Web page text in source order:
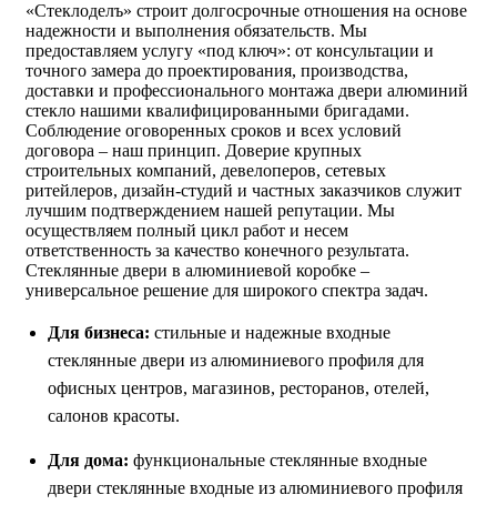
«Стеклоделъ» строит долгосрочные отношения на основе
надежности и выполнения обязательств. Мы
предоставляем услугу «под ключ»: от консультации и
точного замера до проектирования, производства,
доставки и профессионального монтажа двери алюминий
стекло нашими квалифицированными бригадами.
Соблюдение оговоренных сроков и всех условий
договора – наш принцип. Доверие крупных
строительных компаний, девелоперов, сетевых
ритейлеров, дизайн-студий и частных заказчиков служит
лучшим подтверждением нашей репутации. Мы
осуществляем полный цикл работ и несем
ответственность за качество конечного результата.
Стеклянные двери в алюминиевой коробке –
универсальное решение для широкого спектра задач.
Для бизнеса: стильные и надежные входные
стеклянные двери из алюминиевого профиля для
офисных центров, магазинов, ресторанов, отелей,
салонов красоты.
Для дома: функциональные стеклянные входные
двери стеклянные входные из алюминиевого профиля